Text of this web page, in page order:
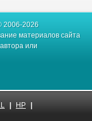
2006-2026
материалов сайта
или
HP